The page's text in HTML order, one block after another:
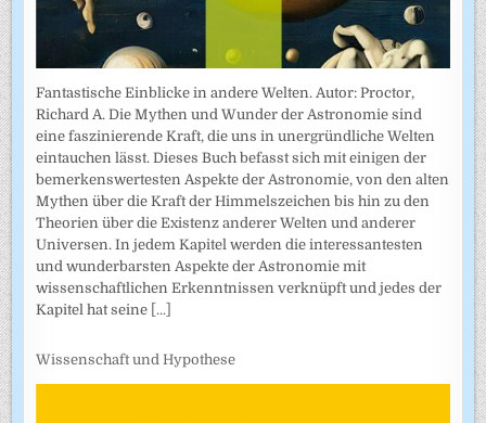
Fantastische Einblicke in andere Welten. Autor: Proctor,
Richard A. Die Mythen und Wunder der Astronomie sind
eine faszinierende Kraft, die uns in unergründliche Welten
eintauchen lässt. Dieses Buch befasst sich mit einigen der
bemerkenswertesten Aspekte der Astronomie, von den alten
Mythen über die Kraft der Himmelszeichen bis hin zu den
Theorien über die Existenz anderer Welten und anderer
Universen. In jedem Kapitel werden die interessantesten
und wunderbarsten Aspekte der Astronomie mit
wissenschaftlichen Erkenntnissen verknüpft und jedes der
Kapitel hat seine [...]
Wissenschaft und Hypothese